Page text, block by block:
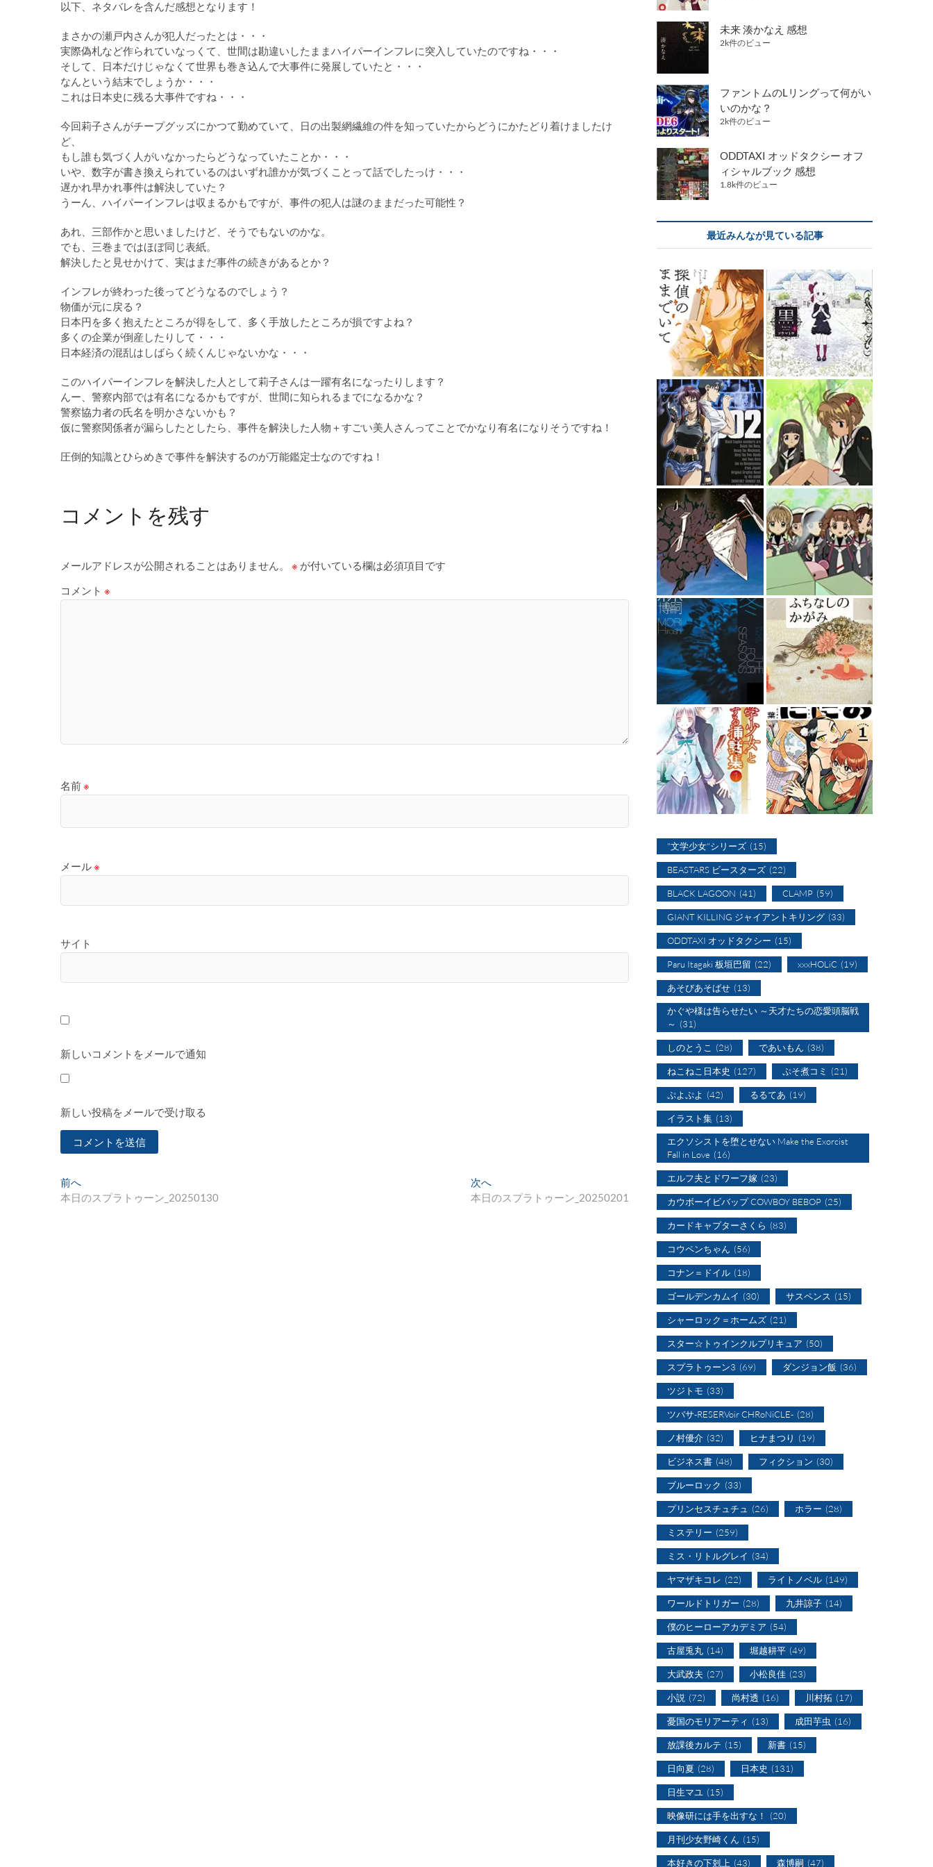
以下、ネタバレを含んだ感想となります！
まさかの瀬戸内さんが犯人だったとは・・・
実際偽札など作られていなっくて、世間は勘違いしたままハイパーインフレに突入していたのですね・・・
そして、日本だけじゃなくて世界も巻き込んで大事件に発展していたと・・・
なんという結末でしょうか・・・
これは日本史に残る大事件ですね・・・
今回莉子さんがチープグッズにかつて勤めていて、日の出製網繊維の件を知っていたからどうにかたどり着けましたけ
ど、
もし誰も気づく人がいなかったらどうなっていたことか・・・
いや、数字が書き換えられているのはいずれ誰かが気づくことって話でしたっけ・・・
遅かれ早かれ事件は解決していた？
うーん、ハイパーインフレは収まるかもですが、事件の犯人は謎のままだった可能性？
あれ、三部作かと思いましたけど、そうでもないのかな。
でも、三巻まではほぼ同じ表紙。
解決したと見せかけて、実はまだ事件の続きがあるとか？
インフレが終わった後ってどうなるのでしょう？
物価が元に戻る？
日本円を多く抱えたところが得をして、多く手放したところが損ですよね？
多くの企業が倒産したりして・・・
日本経済の混乱はしばらく続くんじゃないかな・・・
このハイパーインフレを解決した人として莉子さんは一躍有名になったりします？
んー、警察内部では有名になるかもですが、世間に知られるまでになるかな？
警察協力者の氏名を明かさないかも？
仮に警察関係者が漏らしたとしたら、事件を解決した人物＋すごい美人さんってことでかなり有名になりそうですね！
圧倒的知識とひらめきで事件を解決するのが万能鑑定士なのですね！
コメントを残す
メールアドレスが公開されることはありません。 ※ が付いている欄は必須項目です
コメント ※
名前※
メール※
サイト
新しいコメントをメールで通知
新しい投稿をメールで受け取る
投
稿
前へ
去
本日のスプラトゥーン_20250130
次へ
の
本日のスプラトゥーン_20250201
未来 湊かなえ 感想
2k件のビュー
ファントムのLリングって何がい
いのかな？
2k件のビュー
ODDTAXI オッドタクシー オフ
ィシャルブック 感想
1.8k件のビュー
最近みんなが見ている記事
"文学少女"シリーズ (15)
BEASTARS ビースターズ (22)
BLACK LAGOON (41) CLAMP (59)
GIANT KILLING ジャイアントキリング (33)
ODDTAXI オッドタクシー (15)
Paru Itagaki 板垣巴留 (22) xxxHOLiC (19)
あそびあそばせ (13)
かぐや様は告らせたい ～天才たちの恋愛頭脳戦
～ (31)
しのとうこ (28) であいもん (38)
ねこねこ日本史 (127) ぷそ煮コミ (21)
ぷよぷよ (42) るるてあ (19)
イラスト集 (13)
エクソシストを堕とせない Make the Exorcist
Fall in Love (16)
エルフ夫とドワーフ嫁 (23)
カウボーイビバップ COWBOY BEBOP (25)
カードキャプターさくら (83)
コウペンちゃん (56)
コナン＝ドイル (18)
ゴールデンカムイ (30) サスペンス (15)
シャーロック＝ホームズ (21)
スター☆トゥインクルプリキュア (50)
スプラトゥーン3 (69) ダンジョン飯 (36)
ツジトモ (33)
ツバサ-RESERVoir CHRoNiCLE- (28)
ノ村優介 (32) ヒナまつり (19)
ビジネス書 (48) フィクション (30)
ブルーロック (33)
プリンセスチュチュ (26) ホラー (28)
ミステリー (259)
ミス・リトルグレイ (34)
ヤマザキコレ (22) ライトノベル (149)
ワールドトリガー (28) 九井諒子 (14)
僕のヒーローアカデミア (54)
古屋兎丸 (14) 堀越耕平 (49)
大武政夫 (27) 小松良佳 (23)
小説 (72) 尚村透 (16) 川村拓 (17)
憂国のモリアーティ (13) 成田芋虫 (16)
放課後カルテ (15) 新書 (15)
日向夏 (28) 日本史 (131)
日生マユ (15)
映像研には手を出すな！ (20)
月刊少女野崎くん (15)
本好きの下剋上 (43) 森博嗣 (47)